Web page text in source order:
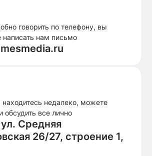
говорить по телефону, вы
написать нам письмо
недалеко, можете
обсудить все лично
Средняя
26/27, строение 1,